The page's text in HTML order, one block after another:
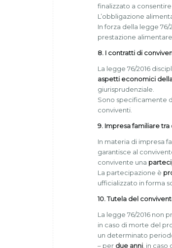
finalizzato a
L’obbligazione
In forza della legge
prestazione
8. I contratti di
La legge 76/2016
aspetti economici
giurisprudenziale.
Sono specificamente
conviventi.
9. Impresa familiare
In materia di impresa
garantisce al
convivente una
La partecipazione è
ufficializzato in forma
10. Tutela del
La legge 76/2016 non
in caso di morte del
un determinato
– per due anni , in